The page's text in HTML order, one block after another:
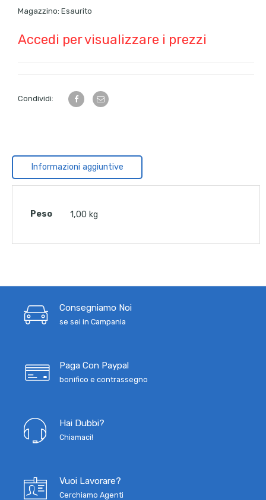
Magazzino: Esaurito
Accedi per visualizzare i prezzi
Condividi:
Informazioni aggiuntive
Peso 1,00 kg
Consegniamo Noi
se sei in Campania
Paga Con Paypal
bonifico e contrassegno
Hai Dubbi?
Chiamaci!
Vuoi Lavorare?
Cerchiamo Agenti